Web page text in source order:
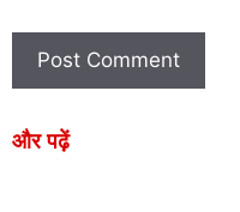
और पढ़ें